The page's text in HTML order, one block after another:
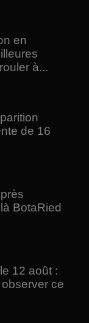
en
à...
de 16
BotaRied
12 août :
ce